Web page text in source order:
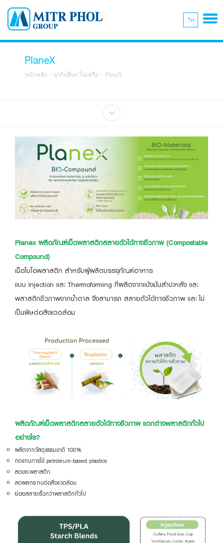
TH
PlaneX
หน้าหลัก > ธุรกิจอื่นๆ ในเครือ > PlaneX
Planex ผลิตภัณฑ์เม็ดพลาสติกสลายตัวได้ทางชีวภาพ (Compostable
Compound)
เม็ดไบโอพลาสติก สำหรับผู้ผลิตบรรจุภัณฑ์อาหาร
แบบ Injection และ Thermoforming ที่ผลิตจากแป้งมันสำปะหลัง และ
พลาสติกชีวภาพจากน้ำตาล จึงสามารถ สลายตัวได้ทางชีวภาพ และ ไม่
เป็นพิษต่อสิ่งแวดล้อม
ผลิตภัณฑ์เม็ดพลาสติกสลายตัวได้ทางชีวภาพ แตกต่างพลาสติกทั่วไป
อย่างไร?
ผลิตจากวัสดุธรรมชาติ 100%
ทดแทนการใช้ petroleum-based plastics
ลดขยะพลาสติก
ลดผลกระทบต่อสิ่งแวดล้อม
ย่อยสลายเร็วกว่าพลาสติกทั่วไป